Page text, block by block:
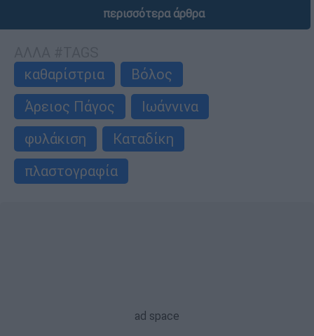
περισσότερα άρθρα
καθαρίστρια
Βόλος
Άρειος Πάγος
Ιωάννινα
φυλάκιση
Καταδίκη
πλαστογραφία